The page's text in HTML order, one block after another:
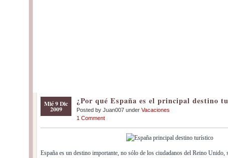
Mié 9 Dic
2009
¿Por qué España es el principal destino
Posted by Juan007 under Vacaciones
1 Comment
España es un destino importante, no sólo de los ciudadanos del Reino Unido,